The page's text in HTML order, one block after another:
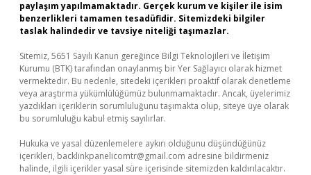
paylaşım yapılmamaktadır. Gerçek kurum ve kişiler ile isim
benzerlikleri tamamen tesadüfidir. Sitemizdeki bilgiler
taslak halindedir ve tavsiye niteliği taşımazlar.
Sitemiz, 5651 Sayılı Kanun gereğince Bilgi Teknolojileri ve İletişim
Kurumu (BTK) tarafından onaylanmış bir Yer Sağlayıcı olarak hizmet
vermektedir. Bu nedenle, sitedeki içerikleri proaktif olarak denetleme
veya araştırma yükümlülüğümüz bulunmamaktadır. Ancak, üyelerimiz
yazdıkları içeriklerin sorumluluğunu taşımakta olup, siteye üye olarak
bu sorumluluğu kabul etmiş sayılırlar.
Hukuka ve yasal düzenlemelere aykırı olduğunu düşündüğünüz
içerikleri, backlinkpanelicomtr@gmail.com adresine bildirmeniz
halinde, ilgili içerikler yasal süre içerisinde sitemizden kaldırılacaktır.